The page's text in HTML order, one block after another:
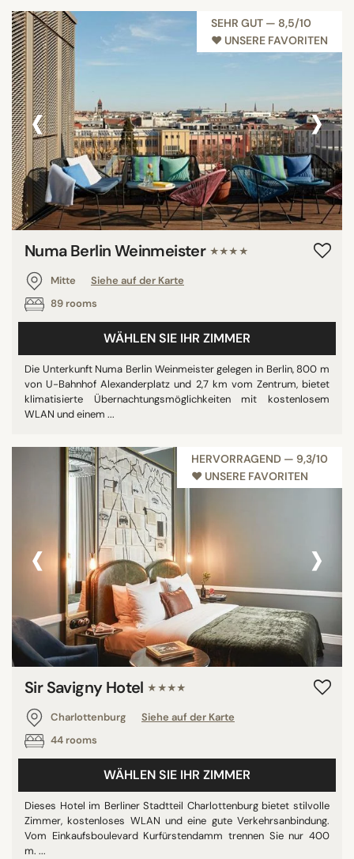
SEHR GUT — 8,5/10
♥︎ UNSERE FAVORITEN
‹ ›
Numa Berlin Weinmeister ★★★★
Mitte
Siehe auf der Karte
89 rooms
WÄHLEN SIE IHR ZIMMER
Die Unterkunft Numa Berlin Weinmeister gelegen in Berlin, 800 m
von U-Bahnhof Alexanderplatz und 2,7 km vom Zentrum, bietet
klimatisierte Übernachtungsmöglichkeiten mit kostenlosem
WLAN und einem ...
HERVORRAGEND — 9,3/10
♥︎ UNSERE FAVORITEN
‹ ›
Sir Savigny Hotel ★★★★
Charlottenburg
Siehe auf der Karte
44 rooms
WÄHLEN SIE IHR ZIMMER
Dieses Hotel im Berliner Stadtteil Charlottenburg bietet stilvolle
Zimmer, kostenloses WLAN und eine gute Verkehrsanbindung.
Vom Einkaufsboulevard Kurfürstendamm trennen Sie nur 400
m. ...